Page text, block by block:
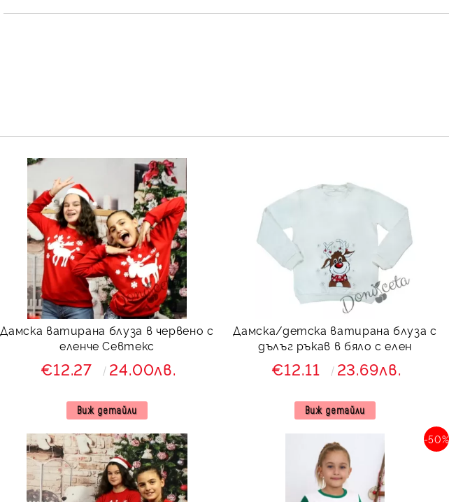
Дамска ватирана блуза в червено с
еленче Севтекс
€12.27 24.00лв.
Виж детайли
Дамска/детска ватирана блуза с
дълъг ръкав в бяло с елен
€12.11 23.69лв.
Виж детайли
-50%